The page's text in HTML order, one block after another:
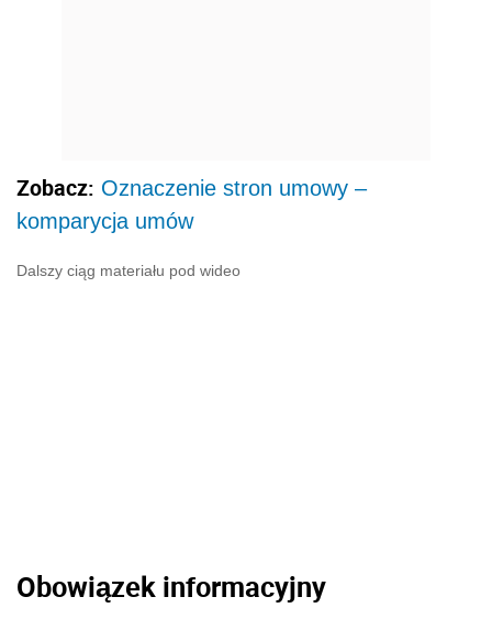
Zobacz: Oznaczenie stron umowy –
komparycja umów
Dalszy ciąg materiału pod wideo
Obowiązek informacyjny